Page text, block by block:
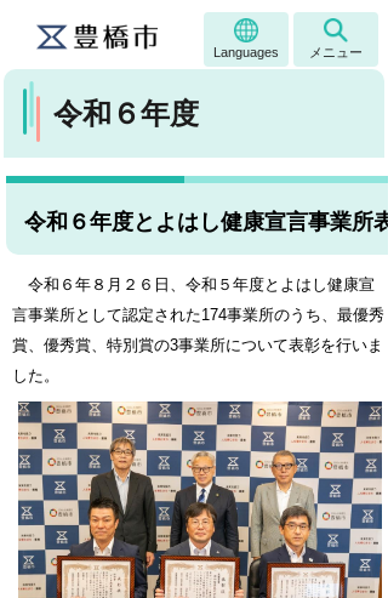
Languages メニュー
令和６年度
令和６年度とよはし健康宣言事業所
令和６年８月２６日、令和５年度とよはし健康宣
言事業所として認定された174事業所のうち、最優秀
賞、優秀賞、特別賞の3事業所について表彰を行いま
した。